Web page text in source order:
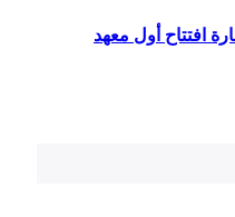
افتتاح أول معهد